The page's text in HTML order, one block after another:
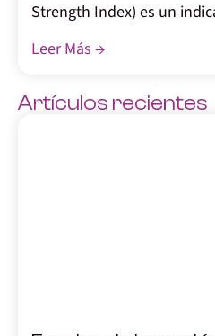
Strength Index) es un
Leer Más →
Artículos recientes